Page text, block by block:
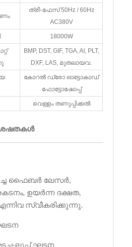
ത്രീ-ഫേസ് 50Hz / 60Hz
AC380V
18000W
BMP, DST, GIF, TGA, AI, PLT,
DXF, LAS, മുതലായവ.
കോറൽ ഡ്രോ ഓട്ടോകാഡ്
ഫോട്ടോഷോപ്പ്
വെള്ളം തണുപ്പിക്കൽ
ഫൈബർ ലേസർ,
ഉയർന്ന ദക്ഷത,
സ്വീകരിക്കുന്നു.
ഘടന
ലൂപ്പ് ഘടന